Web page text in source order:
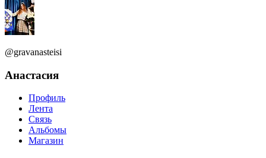
@gravanasteisi
Анастасия
Профиль
Лента
Связь
Альбомы
Магазин